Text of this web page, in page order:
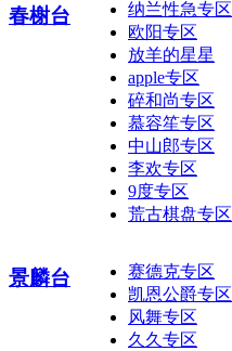
春榭台
纳兰性急专区
欧阳专区
放羊的星星
apple专区
碎和尚专区
慕容笙专区
中山郎专区
李欢专区
9度专区
荒古棋盘专区
景麟台
赛德克专区
凯恩公爵专区
风舞专区
久久专区